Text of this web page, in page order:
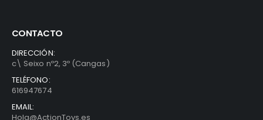
CONTACTO
DIRECCIÓN:
c\ Seixo nº2, 3º (Cangas)
TELÉFONO:
616947674
EMAIL:
Hola@ActionToys.es